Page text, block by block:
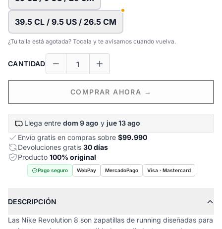
39.5 CL / 9.5 US / 26.5 CM
¿Tu talla está agotada? Tocala y te avisamos cuando vuelva.
CANTIDAD
COMPRAR AHORA →
Llega entre dom 9 ago y jue 13 ago
Envío gratis en compras sobre $99.990
Devoluciones gratis 30 días
Producto 100% original
Pago seguro WebPay MercadoPago Visa · Mastercard
DESCRIPCIÓN
Las Nike Revolution 8 son zapatillas de running diseñadas para